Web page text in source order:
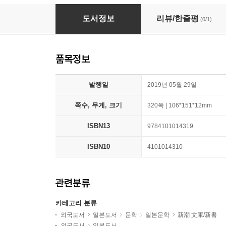
許されようとは思いません
도서정보 리뷰/한줄평 (0/1)
품목정보
발행일 2019년 05월 29일
쪽수, 무게, 크기 320쪽 | 106*151*12mm
ISBN13 9784101014319
ISBN10 4101014310
관련분류
카테고리 분류
외국도서 일본도서 문학 일본문학
新潮 文庫/新書